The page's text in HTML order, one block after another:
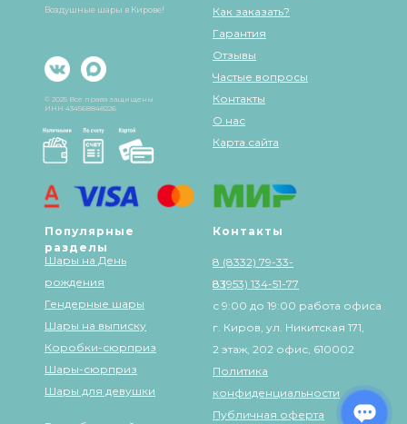
Популярные
разделы
Шары на День
рождения
Контакты
© 2025 Все права защищены
Как заказать?
Гарантия
Отзывы
Частые вопросы
Контакты
О нас
Гендерные шары
Шары на выписку
Коробки-сюрприз
Шары-сюрприз
Шары для девушки
8 (8332) 79-33-
83
8 (953) 134-51-77
с 9:00 до 19:00 работа офиса
г. Киров, ул. Никитская 171,
2 этаж, 202 офис, 610002
ИНН 434568848226
Политика
конфиденциальности
Публичная оферта
Карта сайта
Воздушные шары в Кирове!